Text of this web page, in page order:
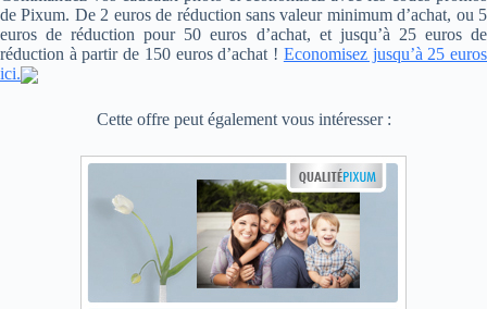
de Pixum. De 2 euros de réduction sans valeur minimum d’achat, ou 5
euros de réduction pour 50 euros d’achat, et jusqu’à 25 euros de
réduction à partir de 150 euros d’achat ! Economisez jusqu’à 25 euros
ici.
Cette offre peut également vous intéresser :